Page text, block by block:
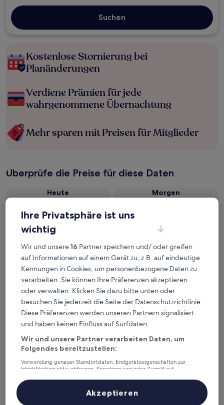
Suchen
Kostenlose Stornierung bei
Planänderungen
Verdiene Prämien für jede
wahrgenommene Übernachtung
Mehr sparen mit Preisen für Mitglieder
Überprüfe die Preise für diese Daten
Heute
Morgen
Dieses Wochenende
7. Aug. - 9. Aug.
Nächstes Wochenende
14. Aug. - 16. Aug.
Top 5 Hotels in Kadirli auf einen
Blick
Karacalar Suit Otel— Liegt in Osmaniye.
BÜYÜK OSMANİYE OTELİ— 5-Sterne-Hotel in Osmaniye.
Gästebewertung: 10/10 — Außergewöhnlich.
Royalton Hotel— Liegt in Toprakkale.
Sehr gut.
SeptaPark Otel— Liegt in Erzin.
Unterkünfte in Kadirli
Die Unterkünfte werden auf der Grundlage echter
Reisebewertungen und der Beliebtheit bei Gästen ausgewählt,
Ihre Privatsphäre ist uns
wichtig
Wir und unsere16 Partner speichern und/ oder greifen
auf Informationen auf einem Gerät zu, z.B. auf eindeutige
Kennungen in Cookies, um personenbezogene Daten zu
verarbeiten. Sie können Ihre Präferenzen akzeptieren
oder verwalten. Klicken Sie dazu bitte unten oder
besuchen Sie jederzeit die Seite der Datenschutzrichtlinie.
Diese Präferenzen werden unseren Partnern signalisiert
und haben keinen Einfluss auf Surfdaten.
Wir und unsere Partner verarbeiten Daten, um
Folgendes bereitzustellen:
Verwendung genauer Standortdaten. Endgeräteeigenschaften zur
Identifikation aktiv abfragen. Speichern von oder Zugriff auf
Inhalte, Messung von Werbeleistung und der Performance von Inhalten,
Zielgruppenforschung sowie Entwicklung und Verbesserung von
Akzeptieren